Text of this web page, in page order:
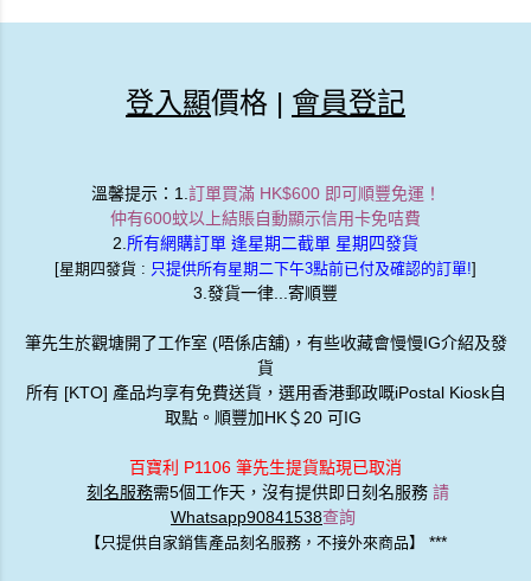
登入顯價格 | 會員登記
溫馨提示：1. 訂單買滿 HK$600 即可順豐免運！
仲有600蚊以上結賬自動顯示信用卡免咭費
2. 所有網購訂單 逢星期二截單 星期四發貨
[星期四發貨 : 只提供所有星期二下午3點前已付及確認的訂單!]
3.發貨一律...寄順豐
筆先生於觀塘開了工作室 (唔係店舖)，有些收藏會慢慢IG介紹及發
貨
所有 [KTO] 產品均享有免費送貨，選用香港郵政嘅iPostal Kiosk自
取點。順豐加HK＄20 可IG
百寶利 P1106 筆先生提貨點現已取消
刻名服務需5個工作天，沒有提供即日刻名服務 請
Whatsapp90841538查詢
【只提供自家銷售產品刻名服務，不接外來商品】 ***